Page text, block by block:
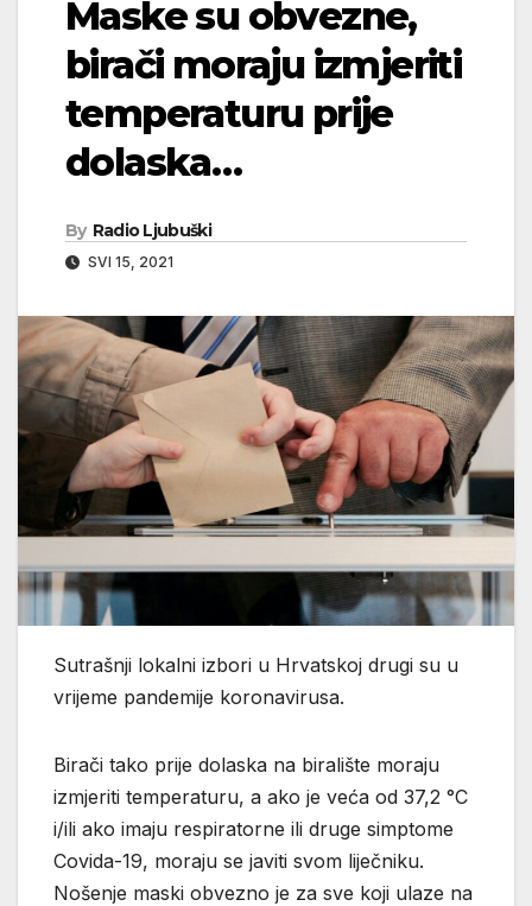
Maske su obvezne,
birači moraju izmjeriti
temperaturu prije
dolaska…
By Radio Ljubuški
SVI 15, 2021
Sutrašnji lokalni izbori u Hrvatskoj drugi su u
vrijeme pandemije koronavirusa.
Birači tako prije dolaska na biralište moraju
izmjeriti temperaturu, a ako je veća od 37,2 °C
i/ili ako imaju respiratorne ili druge simptome
Covida-19, moraju se javiti svom liječniku.
Nošenje maski obvezno je za sve koji ulaze na